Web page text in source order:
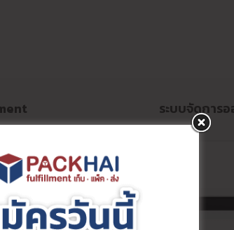
ระบบจัดการอ